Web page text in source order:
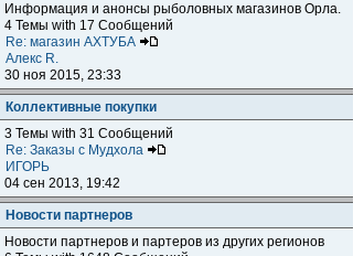
Информация и анонсы рыболовных магазинов Орла.
4 Темы with 17 Сообщений
Re: магазин АХТУБА
Алекс R.
30 ноя 2015, 23:33
Коллективные покупки
3 Темы with 31 Сообщений
Re: Заказы с Мудхола
ИГОРЬ
04 сен 2013, 19:42
Новости партнеров
Новости партнеров и партеров из других регионов